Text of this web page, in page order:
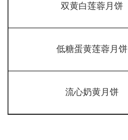
双黄白莲蓉月饼
低糖蛋黄莲蓉月饼
流心奶黄月饼